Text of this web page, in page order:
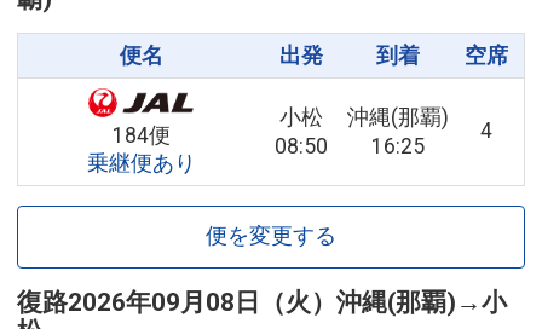
便名 出発 到着 空席
184便
乗継便あり
小松
08:50
沖縄(那覇)
16:25
4
便を変更する
復路2026年09月08日（火） 沖縄(那覇) →小